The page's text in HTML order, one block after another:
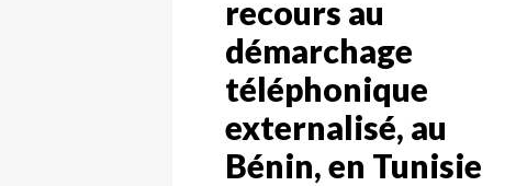
recours au
démarchage
téléphonique
externalisé, au
Bénin, en Tunisie